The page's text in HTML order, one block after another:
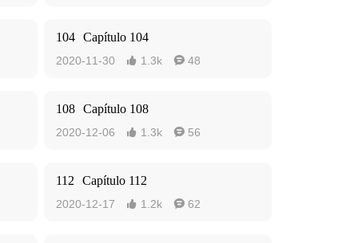
104 Capítulo 104
2020-11-30  1.3k  48
108 Capítulo 108
2020-12-06  1.3k  56
112 Capítulo 112
2020-12-17  1.2k  62